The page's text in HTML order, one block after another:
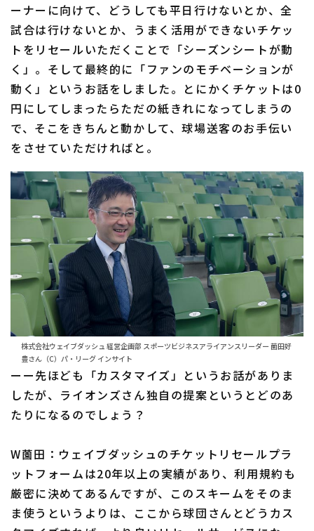
ーナーに向けて、どうしても平日行けないとか、全
試合は行けないとか、うまく活用ができないチケッ
トをリセールいただくことで「シーズンシートが動
く」。そして最終的に「ファンのモチベーションが
動く」というお話をしました。とにかくチケットは0
円にしてしまったらただの紙きれになってしまうの
で、そこをきちんと動かして、球場送客のお手伝い
をさせていただければと。
株式会社ウェイブダッシュ 経営企画部 スポーツビジネスアライアンスリーダー 薗田好
豊さん（C）パ・リーグ インサイト
ーー先ほども「カスタマイズ」というお話がありま
したが、ライオンズさん独自の提案というとどのあ
たりになるのでしょう？
W薗田：ウェイブダッシュのチケットリセールプラ
ットフォームは20年以上の実績があり、利用規約も
厳密に決めてあるんですが、このスキームをそのま
ま使うというよりは、ここから球団さんとどうカス